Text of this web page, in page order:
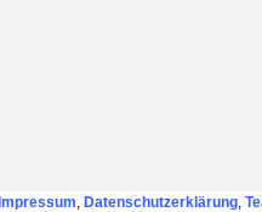
Impressum, Datenschutzerklärung,